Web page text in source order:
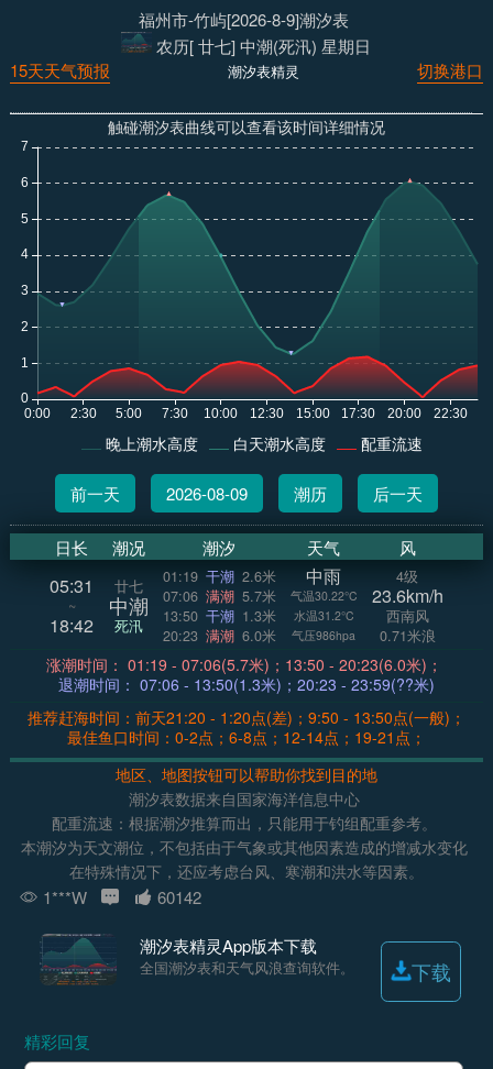
福州市-竹屿[2026-8-9]潮汐表
农历[ 廿七] 中潮(死汛) 星期日
切换港口
潮汐表精灵
15天天气预报
触碰潮汐表曲线可以查看该时间详细情况
晚上潮水高度 白天潮水高度 配重流速
前一天 2026-08-09 潮历 后一天
日长 潮况 潮汐 天气 风
05:31
~
18:42
廿七
中潮
死汛
01:19 干潮 2.6米
07:06 满潮 5.7米
13:50 干潮 1.3米
20:23 满潮 6.0米
中雨
气温30.22°C
水温31.2°C
气压986hpa
4级
23.6km/h
西南风
0.71米浪
涨潮时间： 01:19 - 07:06(5.7米)；13:50 - 20:23(6.0米)；
退潮时间： 07:06 - 13:50(1.3米)；20:23 - 23:59(??米)
推荐赶海时间：前天21:20 - 1:20点(差)；9:50 - 13:50点(一般)；
最佳鱼口时间：0-2点；6-8点；12-14点；19-21点；
地区、地图按钮可以帮助你找到目的地
潮汐表数据来自国家海洋信息中心
配重流速：根据潮汐推算而出，只能用于钓组配重参考。
本潮汐为天文潮位，不包括由于气象或其他因素造成的增减水变化
在特殊情况下，还应考虑台风、寒潮和洪水等因素。
1***W 60142
潮汐表精灵App版本下载
全国潮汐表和天气风浪查询软件。 下载
精彩回复